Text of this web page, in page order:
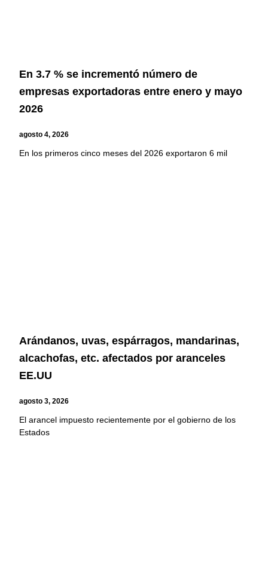
En 3.7 % se incrementó número de
empresas exportadoras entre enero y mayo
2026
agosto 4, 2026
En los primeros cinco meses del 2026 exportaron 6 mil
Arándanos, uvas, espárragos, mandarinas,
alcachofas, etc. afectados por aranceles
EE.UU
agosto 3, 2026
El arancel impuesto recientemente por el gobierno de los
Estados